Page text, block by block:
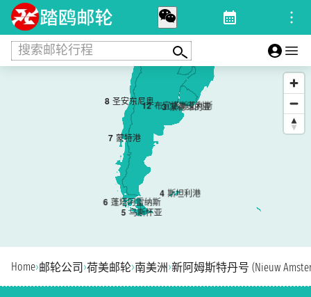
搜索邮轮行程
12 布宜诺斯艾利斯
3 蒙德维的亚
4 斯坦利港
5 乌斯怀亚
6 蓬塔阿雷纳斯
7 蒙特港
8 圣安东尼奥
Home›邮轮公司 ›荷美邮轮›南美洲›新阿姆斯特丹号 (Nieuw